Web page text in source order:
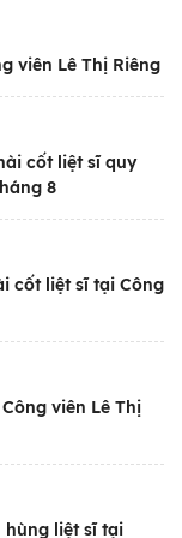
ra việc
1975 tổ chức
phóng và
cuộc Tổng
Thân năm
khảo sát
Ban Chỉ đạo
kế hoạch
khảo sát,
điệu, an
chính xác,
với Quân
khoa
viên Lê Thị Riêng
cốt liệt sĩ quy
8
cốt liệt sĩ tại Công
viên Lê Thị
hùng liệt sĩ tại